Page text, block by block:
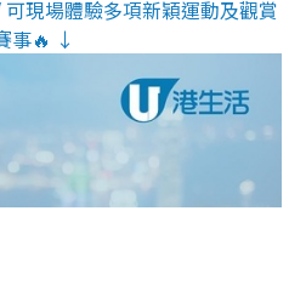
現場體驗多項新穎運動及觀賞
事🔥 ↓